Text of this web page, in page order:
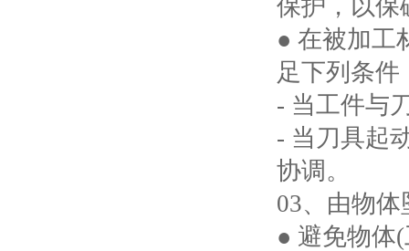
保护，以保
● 在被加工
足下列条件
- 当工件与
- 当刀具起
协调。
03、由物
● 避免物体